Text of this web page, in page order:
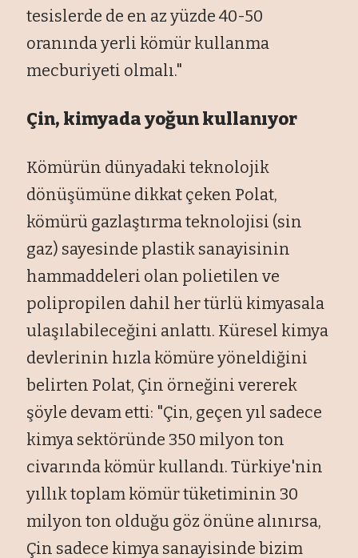
tesislerde de en az yüzde 40-50
oranında yerli kömür kullanma
mecburiyeti olmalı."
Çin, kimyada yoğun kullanıyor
Kömürün dünyadaki teknolojik
dönüşümüne dikkat çeken Polat,
kömürü gazlaştırma teknolojisi (sin
gaz) sayesinde plastik sanayisinin
hammaddeleri olan polietilen ve
polipropilen dahil her türlü kimyasala
ulaşılabileceğini anlattı. Küresel kimya
devlerinin hızla kömüre yöneldiğini
belirten Polat, Çin örneğini vererek
şöyle devam etti: "Çin, geçen yıl sadece
kimya sektöründe 350 milyon ton
civarında kömür kullandı. Türkiye'nin
yıllık toplam kömür tüketiminin 30
milyon ton olduğu göz önüne alınırsa,
Çin sadece kimya sanayisinde bizim